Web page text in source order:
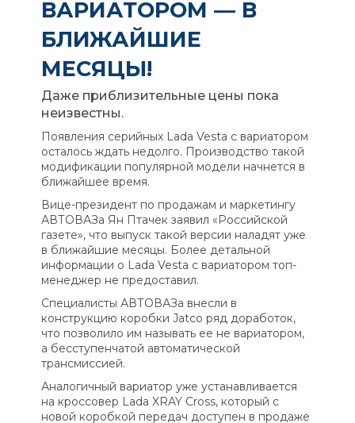
ВАРИАТОРОМ — В
БЛИЖАЙШИЕ
МЕСЯЦЫ!
Даже приблизительные цены пока
неизвестны.
Появления серийных Lada Vesta с вариатором
осталось ждать недолго. Производство такой
модификации популярной модели начнется в
ближайшее время.
Вице-президент по продажам и маркетингу
АВТОВАЗа Ян Птачек заявил «Российской
газете», что выпуск такой версии наладят уже
в ближайшие месяцы. Более детальной
информации о Lada Vesta с вариатором топ-
менеджер не предоставил.
Специалисты АВТОВАЗа внесли в
конструкцию коробки Jatco ряд доработок,
что позволило им называть ее не вариатором,
а бесступенчатой автоматической
трансмиссией.
Аналогичный вариатор уже устанавливается
на кроссовер Lada XRAY Cross, который с
новой коробкой передач доступен в продаже